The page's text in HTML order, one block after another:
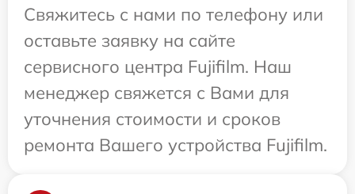
Свяжитесь с нами по телефону или
оставьте заявку на сайте
сервисного центра Fujifilm. Наш
менеджер свяжется с Вами для
уточнения стоимости и сроков
ремонта Вашего устройства Fujifilm.